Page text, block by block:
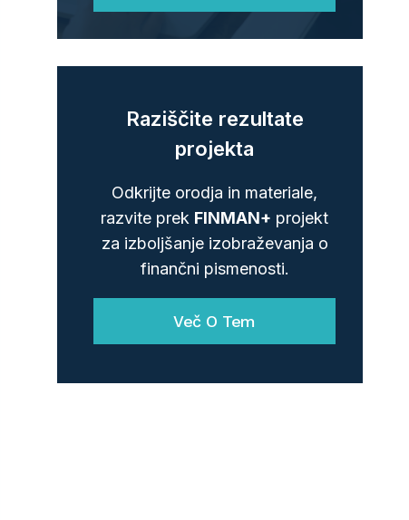
Raziščite rezultate
projekta
Odkrijte orodja in materiale,
razvite prek FINMAN+ projekt
za izboljšanje izobraževanja o
finančni pismenosti.
Več O Tem